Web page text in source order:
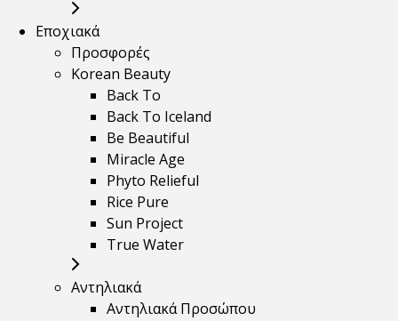
Εποχιακά
Προσφορές
Korean Beauty
Back To
Back To Iceland
Be Beautiful
Miracle Age
Phyto Relieful
Rice Pure
Sun Project
True Water
Αντηλιακά
Αντηλιακά Προσώπου